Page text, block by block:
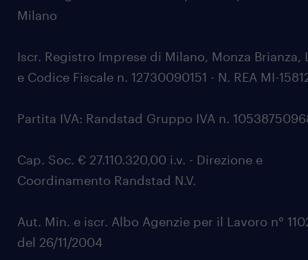
Milano
Iscr. Registro Imprese di Milano, Monza Brianza,
e Codice Fiscale n. 12730090151 - N. REA MI-
Partita IVA: Randstad Gruppo IVA n.
Cap. Soc. € 27.110.320,00 i.v. - Direzione e
Coordinamento Randstad N.V.
Aut. Min. e iscr. Albo Agenzie per il Lavoro n°
del 26/11/2004